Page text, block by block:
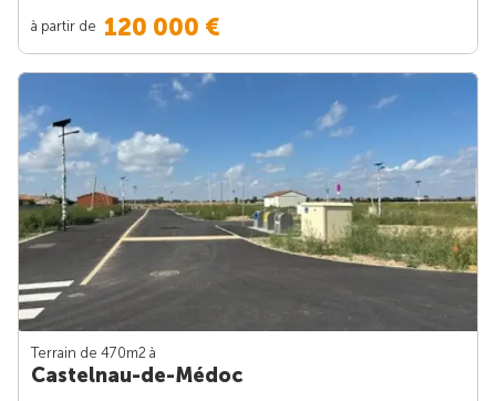
à partir de 120 000 €
Terrain de 470m2 à
Castelnau-de-Médoc